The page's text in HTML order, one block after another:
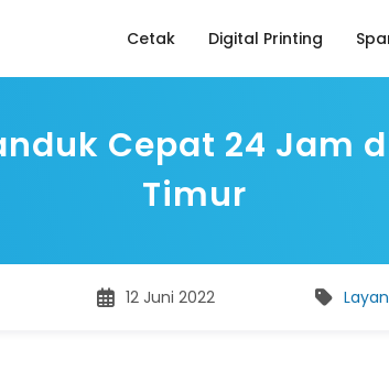
Cetak Digital Printing
Cepat 24 Jam
Timur
12 Juni 2022